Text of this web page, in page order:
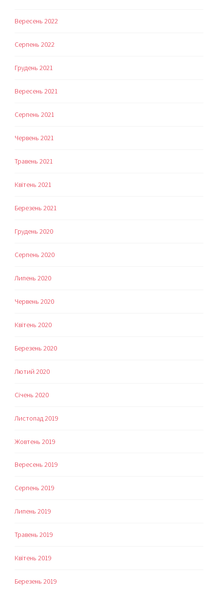
Вересень 2022
Серпень 2022
Грудень 2021
Вересень 2021
Серпень 2021
Червень 2021
Травень 2021
Квітень 2021
Березень 2021
Грудень 2020
Серпень 2020
Липень 2020
Червень 2020
Квітень 2020
Березень 2020
Лютий 2020
Січень 2020
Листопад 2019
Жовтень 2019
Вересень 2019
Серпень 2019
Липень 2019
Травень 2019
Квітень 2019
Березень 2019